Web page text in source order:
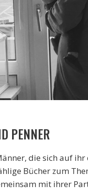
PENNER
die sich auf
Bücher zum
mit ihrer